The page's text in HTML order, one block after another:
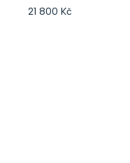
21 800 Kč